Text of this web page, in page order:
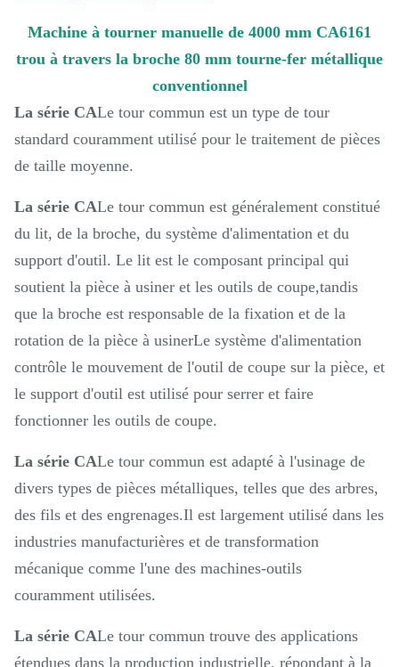
Machine à tourner manuelle de 4000 mm CA6161
trou à travers la broche 80 mm tourne-fer métallique
conventionnel
La série CALe tour commun est un type de tour
standard couramment utilisé pour le traitement de pièces
de taille moyenne.
La série CALe tour commun est généralement constitué
du lit, de la broche, du système d'alimentation et du
support d'outil. Le lit est le composant principal qui
soutient la pièce à usiner et les outils de coupe,tandis
que la broche est responsable de la fixation et de la
rotation de la pièce à usinerLe système d'alimentation
contrôle le mouvement de l'outil de coupe sur la pièce, et
le support d'outil est utilisé pour serrer et faire
fonctionner les outils de coupe.
La série CALe tour commun est adapté à l'usinage de
divers types de pièces métalliques, telles que des arbres,
des fils et des engrenages.Il est largement utilisé dans les
industries manufacturières et de transformation
mécanique comme l'une des machines-outils
couramment utilisées.
La série CALe tour commun trouve des applications
étendues dans la production industrielle, répondant à la